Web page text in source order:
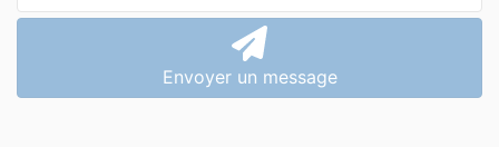
Envoyer un message